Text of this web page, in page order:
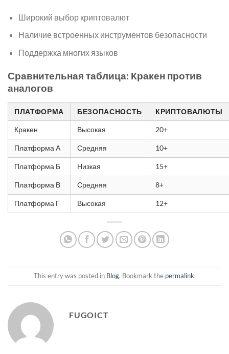
Широкий выбор криптовалют
Наличие встроенных инструментов безопасности
Поддержка многих языков
Сравнительная таблица: Кракен против
аналогов
ПЛАТФОРМА БЕЗОПАСНОСТЬ КРИПТОВАЛЮТЫ
Кракен Высокая 20+
Платформа А Средняя 10+
Платформа Б Низкая 15+
Платформа В Средняя 8+
Платформа Г Высокая 12+
This entry was posted in Blog. Bookmark the permalink.
FUGOICT